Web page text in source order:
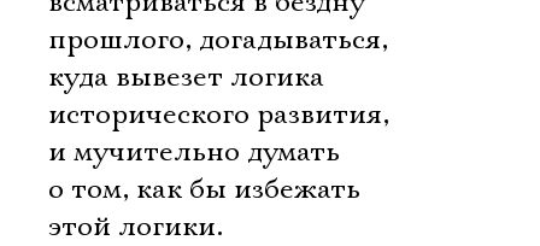
прошлого, догадываться,
куда вывезет логика
исторического развития,
и мучительно думать
о том, как бы избежать
этой логики.